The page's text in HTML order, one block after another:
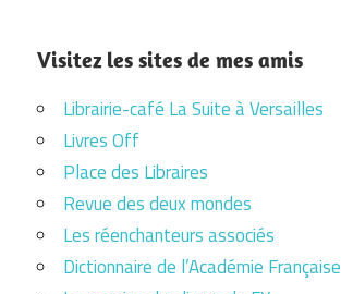
Visitez les sites de mes amis
Librairie-café La Suite à Versailles
Livres Off
Place des Libraires
Revue des deux mondes
Les réenchanteurs associés
Dictionnaire de l’Académie Française